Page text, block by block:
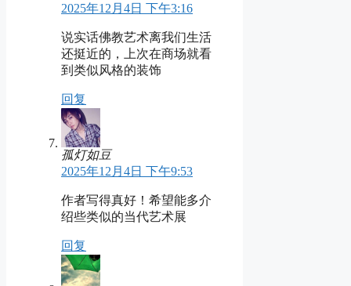
2025年12月4日 下午3:16
说实话佛教艺术离我们生活
还挺近的，上次在商场就看
到类似风格的装饰
回复
孤灯如豆
2025年12月4日 下午9:53
作者写得真好！希望能多介
绍些类似的当代艺术展
回复